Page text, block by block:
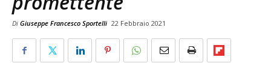
Di Giuseppe Francesco Sportelli 22 Febbraio 2021